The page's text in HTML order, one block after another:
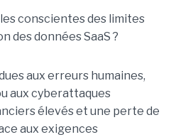
conscientes des limites
des données SaaS ?
aux erreurs humaines,
aux cyberattaques
élevés et une perte de
aux exigences